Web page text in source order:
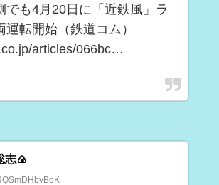
でも4月20日に「近鉄風」ラ
運転開始（鉄道コム）
articles/066bc…
志🍙